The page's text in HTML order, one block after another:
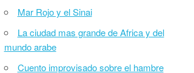
Mar Rojo y el Sinai
La ciudad mas grande de Africa y del
mundo arabe
Cuento improvisado sobre el hambre